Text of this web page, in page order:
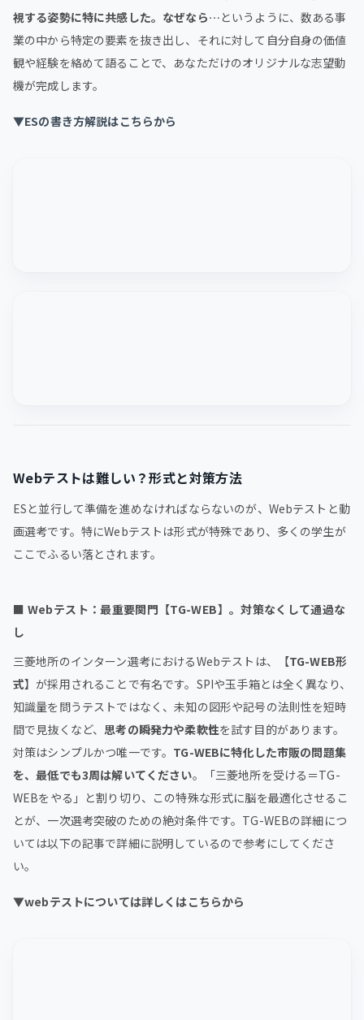
視する姿勢に特に共感した。なぜなら… というように、数ある事
業の中から特定の要素を抜き出し、それに対して自分自身の価値
観や経験を絡めて語ることで、あなただけのオリジナルな志望動
機が完成します。
▼ESの書き方解説はこちらから
Webテストは難しい？形式と対策方法
ESと並行して準備を進めなければならないのが、Webテストと動
画選考です。特にWebテストは形式が特殊であり、多くの学生が
ここでふるい落とされます。
■ Webテスト：最重要関門【TG-WEB】。対策なくして通過な
し
三菱地所のインターン選考におけるWebテストは、【TG-WEB形
式】が採用されることで有名です。SPIや玉手箱とは全く異なり、
知識量を問うテストではなく、未知の図形や記号の法則性を短時
間で見抜くなど、 思考の瞬発力や柔軟性を試す目的があります。
対策はシンプルかつ唯一です。 TG-WEBに特化した市販の問題集
を、最低でも3周は解いてください。「三菱地所を受ける＝TG-
WEBをやる」と割り切り、この特殊な形式に脳を最適化させるこ
とが、一次選考突破のための絶対条件です。TG-WEBの詳細につ
いては以下の記事で詳細に説明しているので参考にしてくださ
い。
▼webテストについては詳しくはこちらから